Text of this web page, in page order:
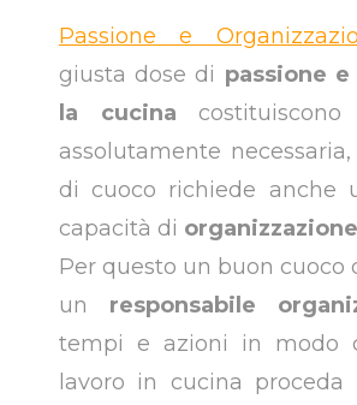
Passione e
giusta dose di passione
la cucina
assolutamente
di cuoco richiede anche
capacità di
Per questo un buon cuoco
un responsabile
tempi e azioni in modo
lavoro in cucina proceda